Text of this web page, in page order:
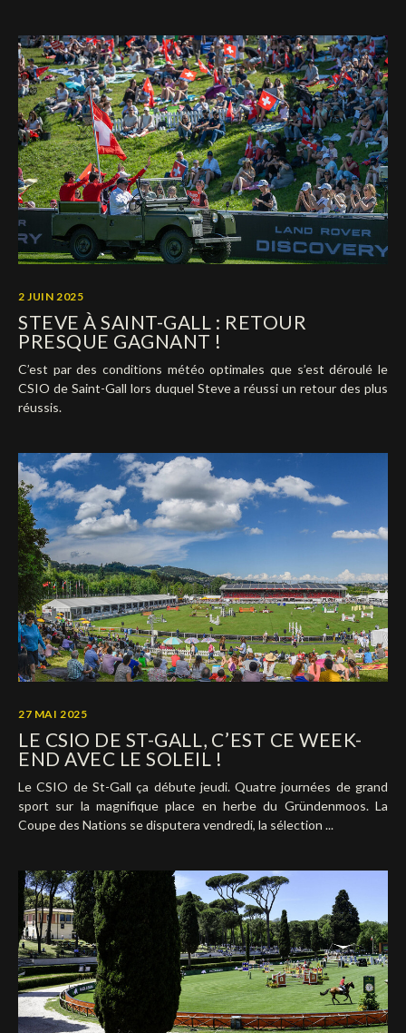
2 JUIN 2025
STEVE À SAINT-GALL : RETOUR
PRESQUE GAGNANT !
C’est par des conditions météo optimales que s’est déroulé le
CSIO de Saint-Gall lors duquel Steve a réussi un retour des plus
réussis.
27 MAI 2025
LE CSIO DE ST-GALL, C’EST CE WEEK-
END AVEC LE SOLEIL !
Le CSIO de St-Gall ça débute jeudi. Quatre journées de grand
sport sur la magnifique place en herbe du Gründenmoos. La
Coupe des Nations se disputera vendredi, la sélection ...